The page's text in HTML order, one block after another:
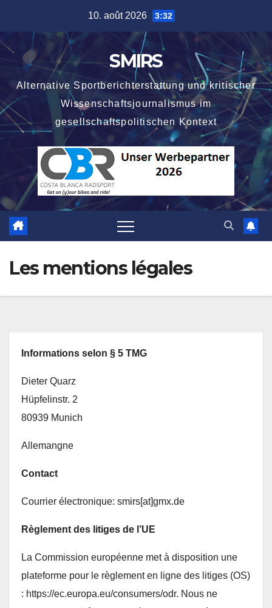
content
10. août 2026 3:32
SMIRS
Alternative Sportberichterstattung und kritischer
Wissenschaftsjournalismus im
gesellschaftspolitischen Kontext
Les mentions légales
Informations selon § 5 TMG
Dieter Quarz
Hüpfelinstr. 2
80939 Munich
Allemangne
Contact
Courrier électronique: smirs[at]gmx.de
Règlement des litiges de l’UE
La Commission européenne met à disposition une
plateforme pour le règlement en ligne des litiges (OS)
: https://ec.europa.eu/consumers/odr. Nous ne